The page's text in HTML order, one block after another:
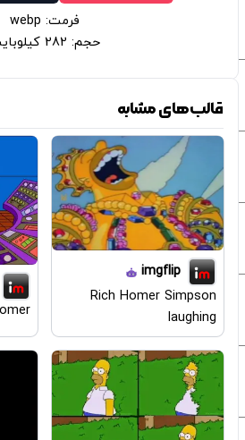
فرمت: webp
حجم: 282 کیلوبایت
قالب‌های مشابه
imgflip
Rich Homer Simpson
laughing